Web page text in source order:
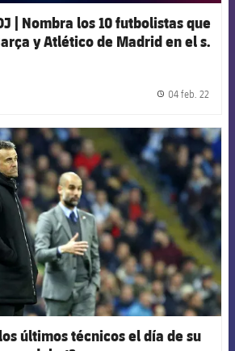
| Nombra los 10 futbolistas que
y Atlético de Madrid en el s.
04 feb. 22
FCB Barcelona badge
últimos técnicos el día de su